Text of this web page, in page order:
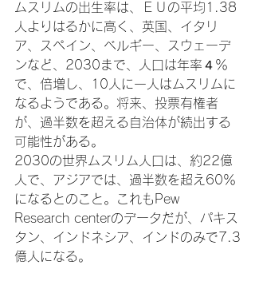
ムスリムの出生率は、ＥＵの平均1.38
人よりはるかに高く、英国、イタリ
ア、スペイン、ベルギー、スウェーデ
ンなど、2030まで、人口は年率４％
で、倍増し、10人に一人はムスリムに
なるようである。将来、投票有権者
が、過半数を超える自治体が続出する
可能性がある。
2030の世界ムスリム人口は、約22億
人で、アジアでは、過半数を超え60％
になるとのこと。これもPew
Research centerのデータだが、パキス
タン、インドネシア、インドのみで7.3
億人になる。